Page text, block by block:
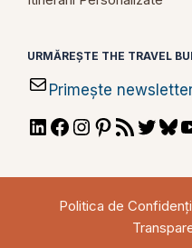
URMĂREȘTE THE TRAVEL
Primește
LinkedIn
Facebook
Instagram
Pinterest
RSS
Politica de